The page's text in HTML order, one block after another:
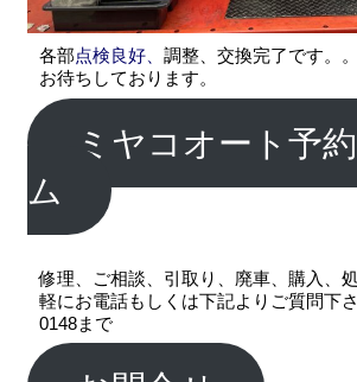
各部点検良好、調整、交換完了です。
お待ちしております。
ミヤコオート予
ム
修理、ご相談、引取り、廃車、購入、
軽にお電話もしくは下記よりご質問下
0148まで